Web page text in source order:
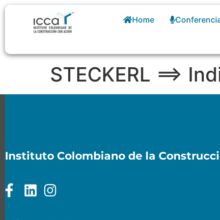
Home
STECKERL ==>
Instituto Colombiano de la